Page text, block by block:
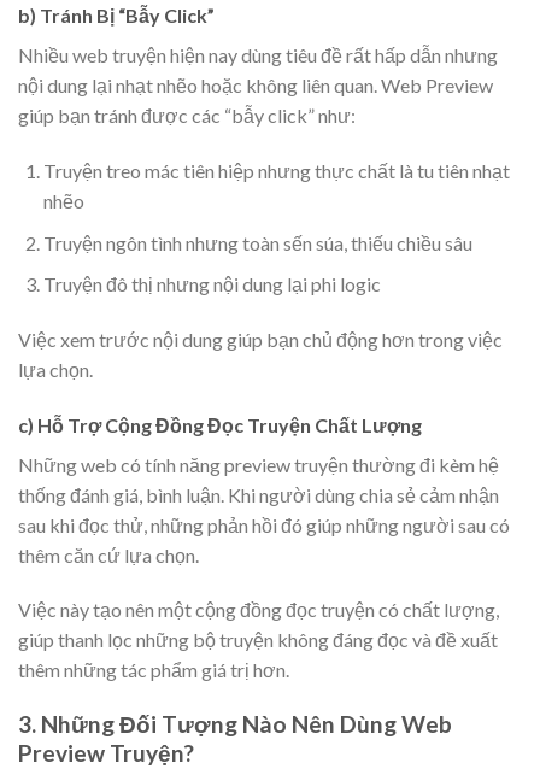
b) Tránh Bị “Bẫy Click”
Nhiều web truyện hiện nay dùng tiêu đề rất hấp dẫn nhưng
nội dung lại nhạt nhẽo hoặc không liên quan. Web Preview
giúp bạn tránh được các “bẫy click” như:
Truyện treo mác tiên hiệp nhưng thực chất là tu tiên nhạt
nhẽo
Truyện ngôn tình nhưng toàn sến súa, thiếu chiều sâu
Truyện đô thị nhưng nội dung lại phi logic
Việc xem trước nội dung giúp bạn chủ động hơn trong việc
lựa chọn.
c) Hỗ Trợ Cộng Đồng Đọc Truyện Chất Lượng
Những web có tính năng preview truyện thường đi kèm hệ
thống đánh giá, bình luận. Khi người dùng chia sẻ cảm nhận
sau khi đọc thử, những phản hồi đó giúp những người sau có
thêm căn cứ lựa chọn.
Việc này tạo nên một cộng đồng đọc truyện có chất lượng,
giúp thanh lọc những bộ truyện không đáng đọc và đề xuất
thêm những tác phẩm giá trị hơn.
3. Những Đối Tượng Nào Nên Dùng Web
Preview Truyện?